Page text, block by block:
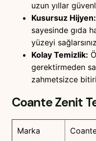
uzun yıllar
Kusursuz Hijyen:
sayesinde gıda
yüzeyi
Kolay Temizlik:
gerektirmeden
zahmetsizce
Coante Zenit
Marka